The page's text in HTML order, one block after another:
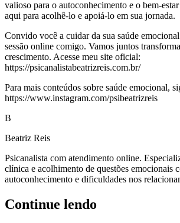
valioso para o autoconhecimento e o bem-
aqui para acolhê-lo e apoiá-lo em sua jornada.
Convido você a cuidar da sua saúde
sessão online comigo. Vamos juntos
crescimento. Acesse meu site oficial:
https://psicanalistabeatrizreis.com.br/
Para mais conteúdos sobre saúde emocional,
https://www.instagram.com/psibeatrizreis
B
Beatriz Reis
Psicanalista com atendimento online.
clínica e acolhimento de questões emocionais
autoconhecimento e dificuldades nos
Continue lendo